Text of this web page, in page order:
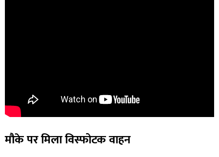
मौके पर मिला विस्फोटक वाहन